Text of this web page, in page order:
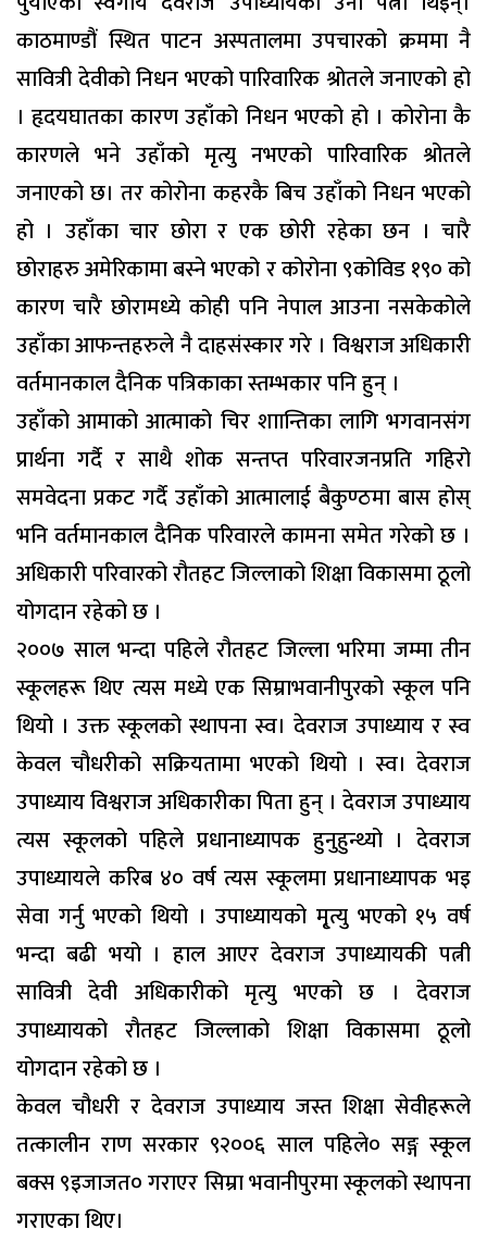
काठमाण्डौं स्थित पाटन अस्पतालमा उपचारको क्रममा नै
सावित्री देवीको निधन भएको पारिवारिक श्रोतले जनाएको हो
। हृदयघातका कारण उहाँको निधन भएको हो । कोरोना कै
कारणले भने उहाँको मृत्यु नभएको पारिवारिक श्रोतले
जनाएको छ। तर कोरोना कहरकै बिच उहाँको निधन भएको
हो । उहाँका चार छोरा र एक छोरी रहेका छन । चारै
छोराहरु अमेरिकामा बस्ने भएको र कोरोना ९कोविड १९० को
कारण चारै छोरामध्ये कोही पनि नेपाल आउना नसकेकोले
उहाँका आफन्तहरुले नै दाहसंस्कार गरे । विश्वराज अधिकारी
वर्तमानकाल दैनिक पत्रिकाका स्तम्भकार पनि हुन् ।
उहाँको आमाको आत्माको चिर शाान्तिका लागि भगवानसंग
प्रार्थना गर्दै र साथै शोक सन्तप्त परिवारजनप्रति गहिरो
समवेदना प्रकट गर्दै उहाँको आत्मालाई बैकुण्ठमा बास होस्
भनि वर्तमानकाल दैनिक परिवारले कामना समेत गरेको छ ।
अधिकारी परिवारको रौतहट जिल्लाको शिक्षा विकासमा ठूलो
योगदान रहेको छ ।
२००७ साल भन्दा पहिले रौतहट जिल्ला भरिमा जम्मा तीन
स्कूलहरू थिए त्यस मध्ये एक सिम्राभवानीपुरको स्कूल पनि
थियो । उक्त स्कूलको स्थापना स्व। देवराज उपाध्याय र स्व
केवल चौधरीको सक्रियतामा भएको थियो । स्व। देवराज
उपाध्याय विश्वराज अधिकारीका पिता हुन् । देवराज उपाध्याय
त्यस स्कूलको पहिले प्रधानाध्यापक हुनुहुन्थ्यो । देवराज
उपाध्यायले करिब ४० वर्ष त्यस स्कूलमा प्रधानाध्यापक भइ
सेवा गर्नु भएको थियो । उपाध्यायको मृ्त्यु भएको १५ वर्ष
भन्दा बढी भयो । हाल आएर देवराज उपाध्यायकी पत्नी
सावित्री देवी अधिकारीको मृत्यु भएको छ । देवराज
उपाध्यायको रौतहट जिल्लाको शिक्षा विकासमा ठूलो
योगदान रहेको छ ।
केवल चौधरी र देवराज उपाध्याय जस्त शिक्षा सेवीहरूले
तत्कालीन राण सरकार ९२००६ साल पहिले० सङ्ग स्कूल
बक्स ९इजाजत० गराएर सिम्रा भवानीपुरमा स्कूलको स्थापना
गराएका थिए।